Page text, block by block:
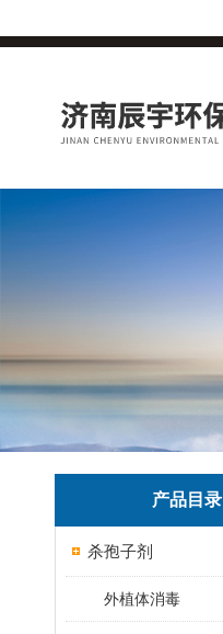
产品目录
杀孢子剂
外植体消毒